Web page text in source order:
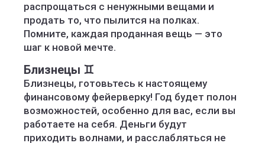
распрощаться с ненужными вещами и
продать то, что пылится на полках.
Помните, каждая проданная вещь — это
шаг к новой мечте.
Близнецы ♊️
Близнецы, готовьтесь к настоящему
финансовому фейерверку! Год будет полон
возможностей, особенно для вас, если вы
работаете на себя. Деньги будут
приходить волнами, и расслабляться не